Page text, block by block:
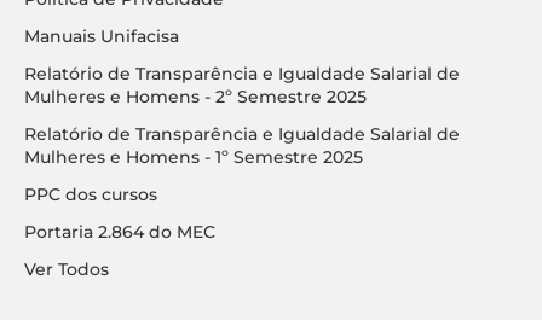
Manuais Unifacisa
Relatório de Transparência e Igualdade Salarial de
Mulheres e Homens - 2º Semestre 2025
Relatório de Transparência e Igualdade Salarial de
Mulheres e Homens - 1º Semestre 2025
PPC dos cursos
Portaria 2.864 do MEC
Ver Todos